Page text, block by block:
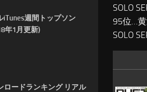
SOLO
95位…
SOLO
iTunes週間トップソン
年1月更新)
ロードランキング リアル